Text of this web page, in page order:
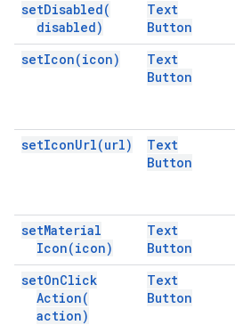
setDisabled(
disabled)
Text
Button
setIcon(icon)
Text
Button
setIconUrl(url)
Text
Button
setMaterial
Icon(icon)
Text
Button
setOnClick
Action(
action)
Text
Button